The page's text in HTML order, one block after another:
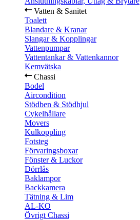
Vatten & Sanitet
Toalett
Blandare & Kranar
Slangar & Kopplingar
Vattenpumpar
Vattentankar & Vattenkannor
Kemvätska
Chassi
Bodel
Aircondition
Stödben & Stödhjul
Cykelhållare
Movers
Kulkoppling
Fotsteg
Förvaringsboxar
Fönster & Luckor
Dörrlås
Baklampor
Backkamera
Tätning & Lim
AL-KO
Övrigt Chassi